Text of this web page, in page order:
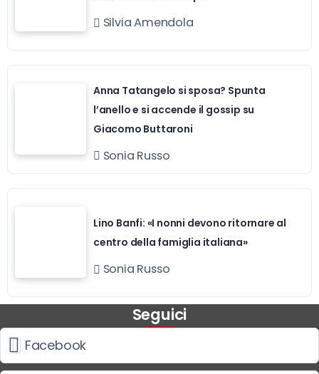
Silvia Amendola
Anna Tatangelo si sposa? Spunta
l’anello e si accende il gossip su
Giacomo Buttaroni
Sonia Russo
Lino Banfi: «I nonni devono ritornare al
centro della famiglia italiana»
Sonia Russo
Seguici
Facebook